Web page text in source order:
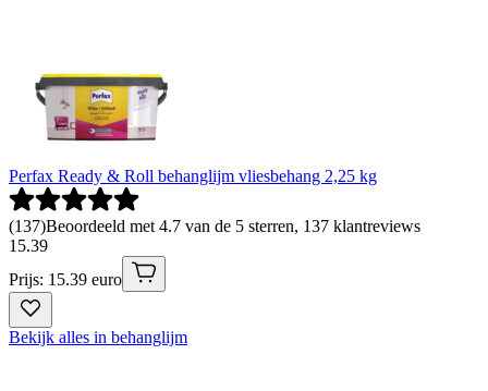
Perfax Ready & Roll behanglijm vliesbehang 2,25 kg
(137)Beoordeeld met 4.7 van de 5 sterren, 137 klantreviews
15.39
Prijs: 15.39 euro
Bekijk alles in behanglijm